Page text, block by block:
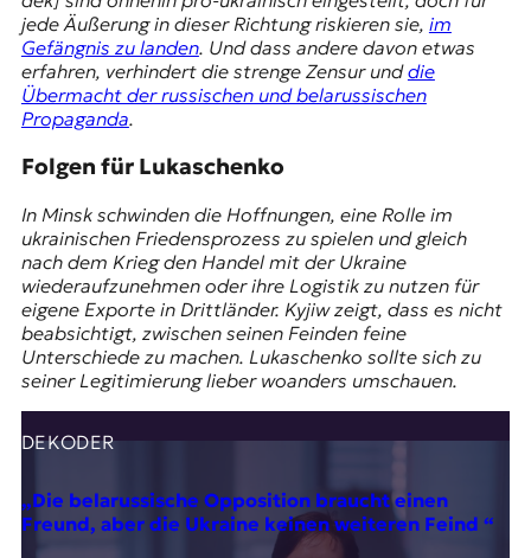
jede Äußerung in dieser Richtung riskieren sie, im
Gefängnis zu landen. Und dass andere davon etwas
erfahren, verhindert die strenge Zensur unddie
Übermacht der russischen und belarussischen
Propaganda.
Folgen für Lukaschenko
In Minsk schwinden die Hoffnungen, eine Rolle im
ukrainischen Friedensprozess zu spielen und gleich
nach dem Krieg den Handel mit der Ukraine
wiederaufzunehmen oder ihre Logistik zu nutzen für
eigene Exporte in Drittländer. Kyjiw zeigt, dass es nicht
beabsichtigt, zwischen seinen Feinden feine
Unterschiede zu machen. Lukaschenko sollte sich zu
seiner Legitimierung lieber woanders umschauen.
DEKODER
„Die belarussische Opposition braucht einen
Freund, aber die Ukraine keinen weiteren Feind “